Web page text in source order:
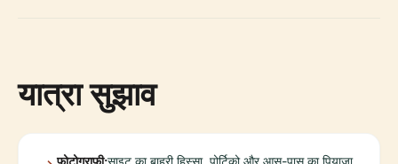
यात्रा सुझाव
फोटोग्राफी:साइट का बाहरी हिस्सा, पोर्टिको और आस-पास का पियाजा